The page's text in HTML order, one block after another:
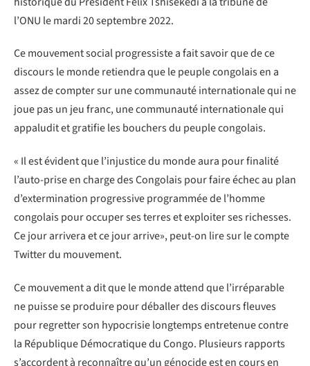
l’ONU le mardi 20 septembre 2022.
Ce mouvement social progressiste a fait savoir que de ce
discours le monde retiendra que le peuple congolais en a
assez de compter sur une communauté internationale qui ne
joue pas un jeu franc, une communauté internationale qui
appaludit et gratifie les bouchers du peuple congolais.
« Il est évident que l’injustice du monde aura pour finalité
l’auto-prise en charge des Congolais pour faire échec au plan
d’extermination progressive programmée de l’homme
congolais pour occuper ses terres et exploiter ses richesses.
Ce jour arrivera et ce jour arrive», peut-on lire sur le compte
Twitter du mouvement.
Ce mouvement a dit que le monde attend que l’irréparable
ne puisse se produire pour déballer des discours fleuves
pour regretter son hypocrisie longtemps entretenue contre
la République Démocratique du Congo. Plusieurs rapports
s’accordent à reconnaître qu’un génocide est en cours en